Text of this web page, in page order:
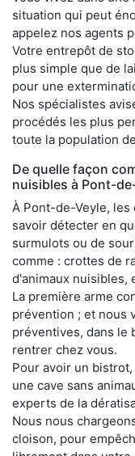
situation qui peut
appelez nos agents
Votre entrepôt de
plus simple que de
pour une
Nos spécialistes
procédés les plus
toute la population
De quelle façon
nuisibles à Pont-
À Pont-de-Veyle,
savoir détecter en
surmulots ou de
comme : crottes de
d'animaux nuisibles,
La première arme
prévention ; et nous
préventives, dans le
rentrer chez vous.
Pour avoir un
une cave sans
experts de la
Nous nous
cloison, pour